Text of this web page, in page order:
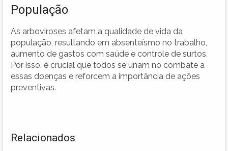
População
As arboviroses afetam a qualidade de vida da
população, resultando em absenteísmo no trabalho,
aumento de gastos com saúde e controle de surtos.
Por isso, é crucial que todos se unam no combate a
essas doenças e reforcem a importância de ações
preventivas.
Relacionados